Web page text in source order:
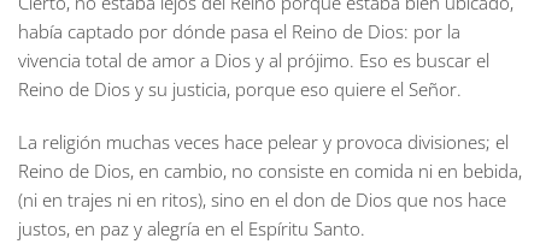
había captado por dónde pasa el Reino de Dios: por la
vivencia total de amor a Dios y al prójimo. Eso es buscar el
Reino de Dios y su justicia, porque eso quiere el Señor.
La religión muchas veces hace pelear y provoca divisiones; el
Reino de Dios, en cambio, no consiste en comida ni en bebida,
(ni en trajes ni en ritos), sino en el don de Dios que nos hace
justos, en paz y alegría en el Espíritu Santo.